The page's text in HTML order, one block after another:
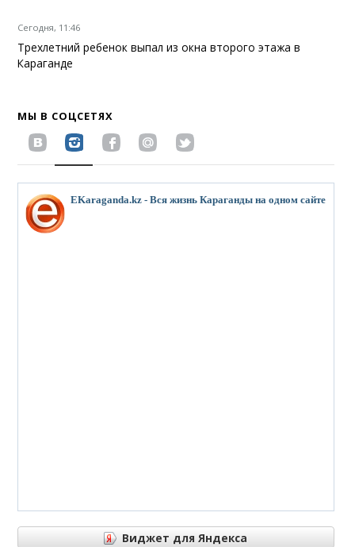
Сегодня, 11:46
Трехлетний ребенок выпал из окна второго этажа в
Караганде
МЫ В СОЦСЕТЯХ
EKaraganda.kz - Вся жизнь Караганды на одном сайте
Виджет для Яндекса
Виджет для Яндекса